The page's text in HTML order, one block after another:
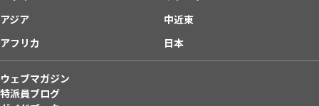
アジア
中近東
アフリカ
日本
ウェブマガジン
特派員ブログ